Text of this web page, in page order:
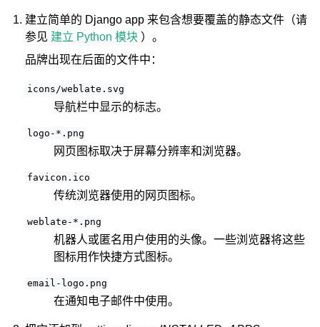
建立简单的 Django app 来包含想要覆盖的静态文件（请
参见 建立 Python 模块 ）。
品牌出现在后面的文件中：
icons/weblate.svg
导航栏中显示的标志。
logo-*.png
网页图标取决于屏幕分辨率和浏览器。
favicon.ico
传统浏览器使用的网页图标。
weblate-*.png
机器人或匿名用户使用的头像。一些浏览器将这些
图标用作快捷方式图标。
email-logo.png
在通知电子邮件中使用。